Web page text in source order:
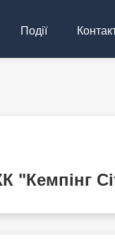
Події
"Кемпінг